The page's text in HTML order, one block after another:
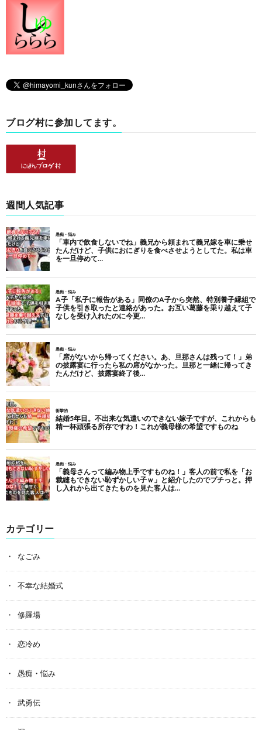
ブログ村に参加してます。
週間人気記事
カテゴリー
なごみ
不幸な結婚式
修羅場
恋冷め
愚痴・悩み
武勇伝